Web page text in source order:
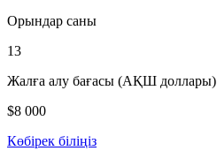
Орындар саны
13
Жалға алу бағасы (АҚШ доллары)
$8 000
Көбірек біліңіз